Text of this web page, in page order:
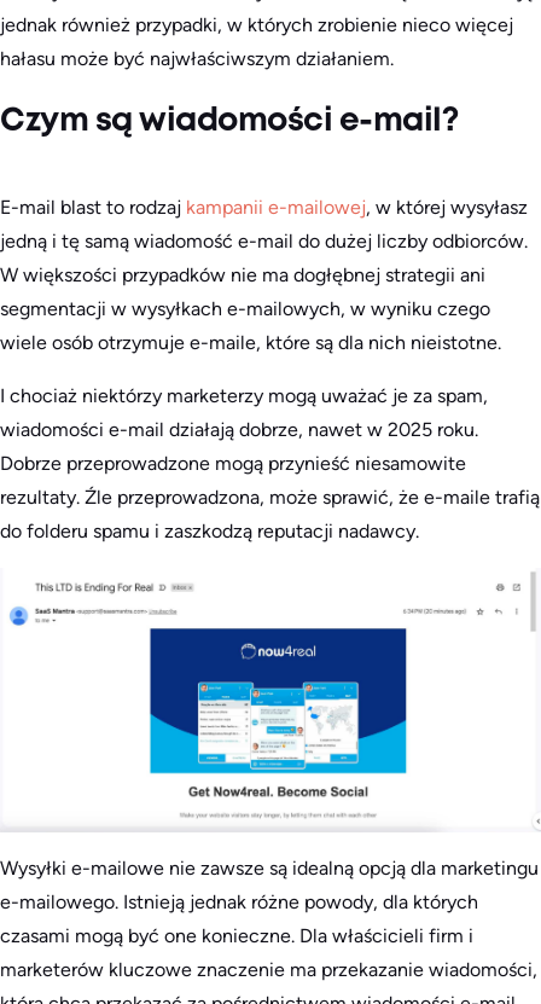
jednak również przypadki, w których zrobienie nieco więcej
hałasu może być najwłaściwszym działaniem.
Czym są wiadomości e-mail?
E-mail blast to rodzaj kampanii e-mailowej, w której wysyłasz
jedną i tę samą wiadomość e-mail do dużej liczby odbiorców.
W większości przypadków nie ma dogłębnej strategii ani
segmentacji w wysyłkach e-mailowych, w wyniku czego
wiele osób otrzymuje e-maile, które są dla nich nieistotne.
I chociaż niektórzy marketerzy mogą uważać je za spam,
wiadomości e-mail działają dobrze, nawet w 2025 roku.
Dobrze przeprowadzone mogą przynieść niesamowite
rezultaty. Źle przeprowadzona, może sprawić, że e-maile trafią
do folderu spamu i zaszkodzą reputacji nadawcy.
Wysyłki e-mailowe nie zawsze są idealną opcją dla marketingu
e-mailowego. Istnieją jednak różne powody, dla których
czasami mogą być one konieczne. Dla właścicieli firm i
marketerów kluczowe znaczenie ma przekazanie wiadomości,